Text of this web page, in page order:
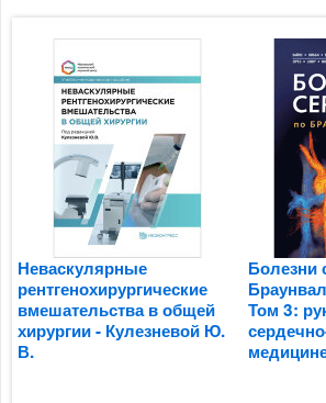
Неваскулярные
рентгенохирургические
вмешательства в общей
хирургии - Кулезневой Ю.
В.
Болезни
Том 3: